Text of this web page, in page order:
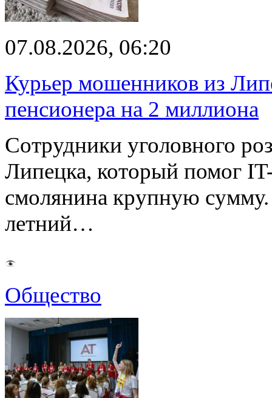
07.08.2026, 06:20
Курьер мошенников из
пенсионера на 2 миллиона
Сотрудники уголовного
Липецка, который помог
смолянина крупную
летний…
Общество